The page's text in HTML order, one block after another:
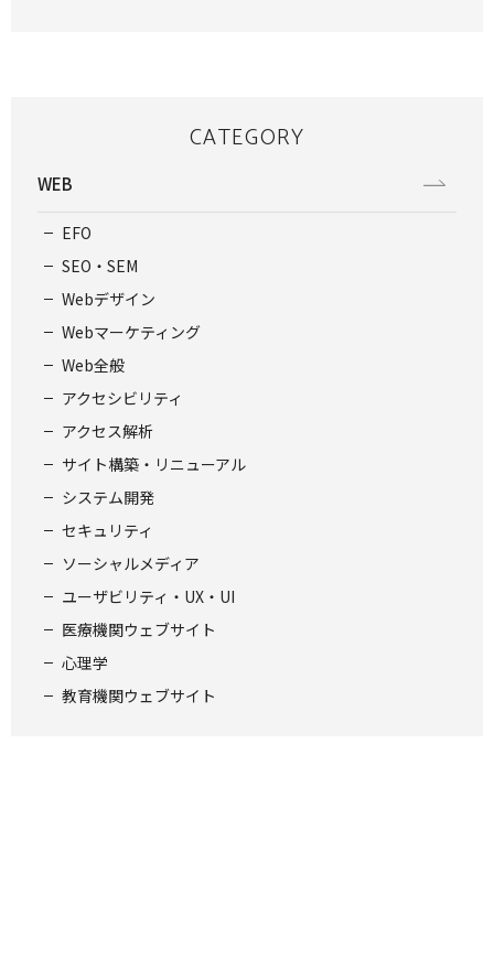
CATEGORY
WEB
EFO
SEO・SEM
Webデザイン
Webマーケティング
Web全般
アクセシビリティ
アクセス解析
サイト構築・リニューアル
システム開発
セキュリティ
ソーシャルメディア
ユーザビリティ・UX・UI
医療機関ウェブサイト
心理学
教育機関ウェブサイト